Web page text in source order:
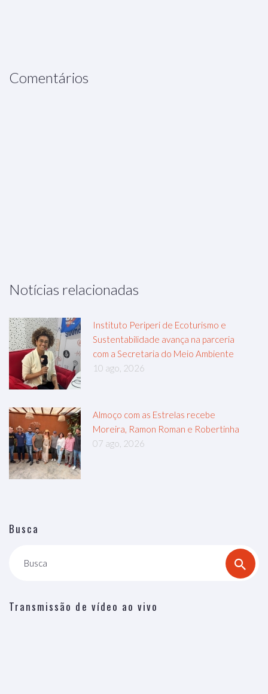
Comentários
Notícias relacionadas
Instituto Periperi de Ecoturismo e
Sustentabilidade avança na parceria
com a Secretaria do Meio Ambiente
10 ago, 2026
Almoço com as Estrelas recebe
Moreira, Ramon Roman e Robertinha
07 ago, 2026
Busca
Busca
Transmissão de vídeo ao vivo